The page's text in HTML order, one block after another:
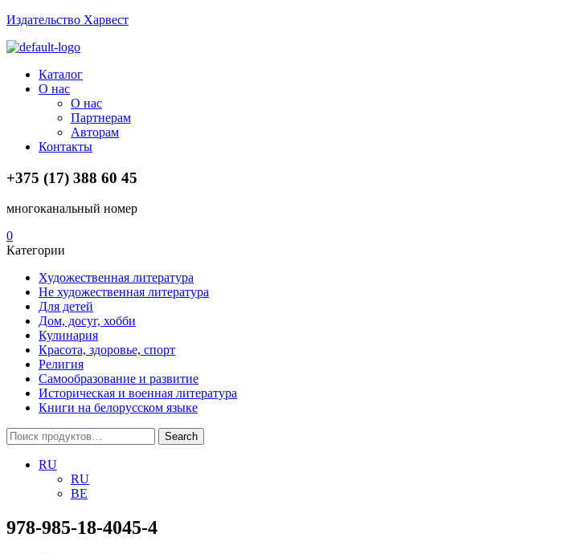
Издательство Харвест
Menu
Каталог
О нас
О нас
Партнерам
Авторам
Контакты
+375 (17) 388 60 45
многоканальный номер
0
Категории
Художественная литература
Не художественная литература
Для детей
Дом, досуг, хобби
Кулинария
Красота, здоровье, спорт
Религия
Самообразование и развитие
Историческая и военная литература
Книги на белорусском языке
Search
for:
Search
RU
RU
BE
978-985-18-4045-4